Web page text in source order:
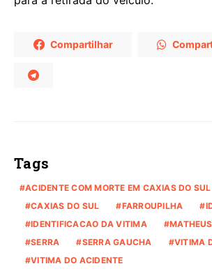
Compartilhar
Tags
ACIDENTE COM MORTE EM CAXIAS DO SUL
CAXIAS DO SUL
FARROUPILHA
IDENTIFICACAO DA VITIMA
SERRA
SERRA GAUCHA
VITIMA
VITIMA DO ACIDENTE